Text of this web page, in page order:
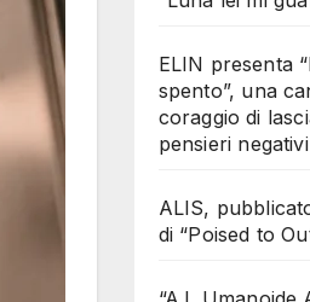
ELIN presenta
spento”, una
coraggio di
pensieri negativi
ALIS,
di “Poised to